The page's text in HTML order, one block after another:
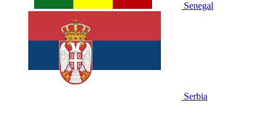
Senegal
Serbia